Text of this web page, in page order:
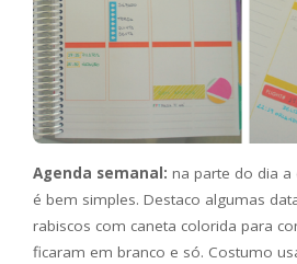
Agenda semanal: na parte do dia a
é bem simples. Destaco algumas
rabiscos com caneta colorida para
ficaram em branco e só. Costumo